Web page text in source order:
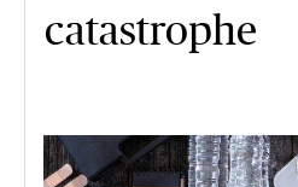
catastrophe